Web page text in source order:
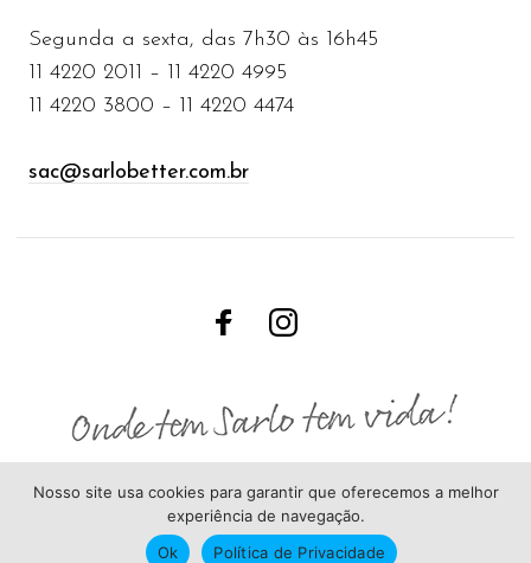
Segunda a sexta, das 7h30 às 16h45
11 4220 2011 – 11 4220 4995
11 4220 3800 – 11 4220 4474
sac@sarlobetter.com.br
Nosso site usa cookies para garantir que oferecemos a melhor
experiência de navegação.
Ok
Política de Privacidade